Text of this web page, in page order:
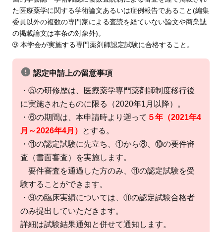
た医療薬学に関する学術論文あるいは症例報告であること(編集
委員以外の複数の専門家による査読を経ていない論文や商業誌
の掲載論文は本条の対象外)。
➈ 本学会が実施する専門薬剤師認定試験に合格すること。
認定申請上の留意事項
・⑤の研修歴は、医療薬学専門薬剤師制度移行後
に実施されたものに限る（2020年1月以降）。
・⑥の期間は、本申請時より遡って ５年（2021年4
月～2026年4月）
とする。
・⑪の認定試験に先立ち、①から⑧、⑩の要件審
査（書面審査）を実施します。
要件審査を通過した方のみ、⑪の認定試験を受
験することができます。
・⑨の臨床実績については、⑪の認定試験合格者
のみ提出していただきます。
詳細は試験結果通知と併せて通知します。